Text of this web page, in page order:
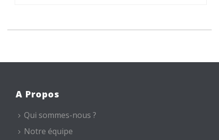
A Propos
Qui sommes-nous ?
Notre équipe